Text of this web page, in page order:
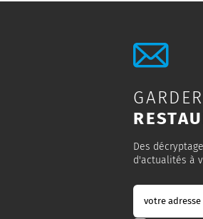
Des
d'actualités à